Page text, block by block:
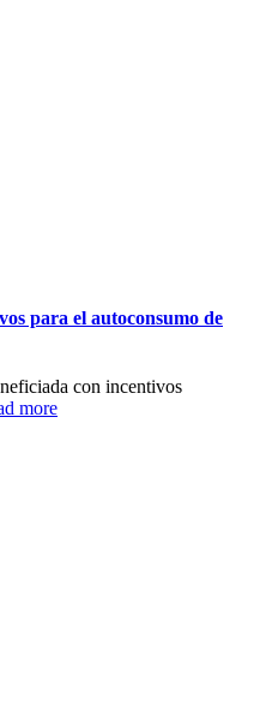
para el autoconsumo de
con incentivos
more